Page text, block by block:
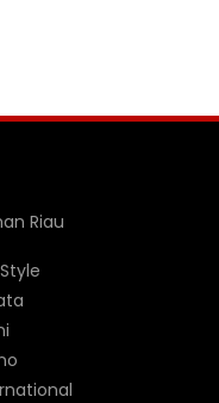
Riau